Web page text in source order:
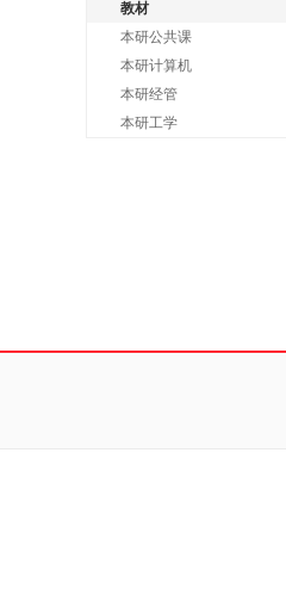
教材
本研公共课
本研计算机
本研经管
本研工学